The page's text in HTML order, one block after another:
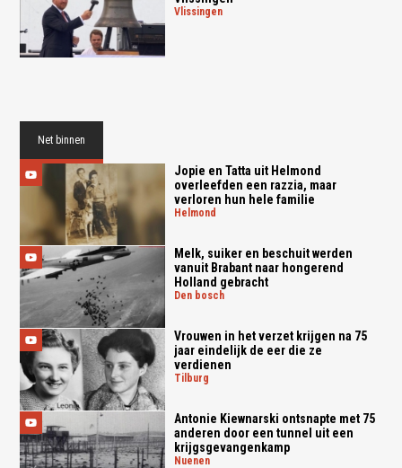
vlissingen
Net binnen
Jopie en Tatta uit Helmond
overleefden een razzia, maar
verloren hun hele familie
helmond
Melk, suiker en beschuit werden
vanuit Brabant naar hongerend
Holland gebracht
den bosch
Vrouwen in het verzet krijgen na 75
jaar eindelijk de eer die ze
verdienen
tilburg
Antonie Kiewnarski ontsnapte met 75
anderen door een tunnel uit een
krijgsgevangenkamp
nuenen